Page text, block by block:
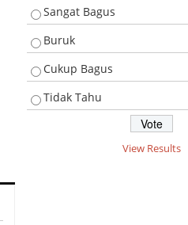
Sangat Bagus
Buruk
Cukup Bagus
Tidak Tahu
View Results